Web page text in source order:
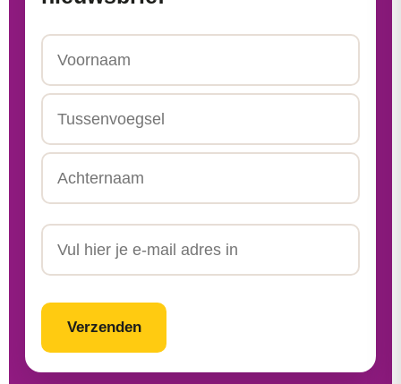
Voornaam
Tussenvoegsel
Achternaam
CAPTCHA